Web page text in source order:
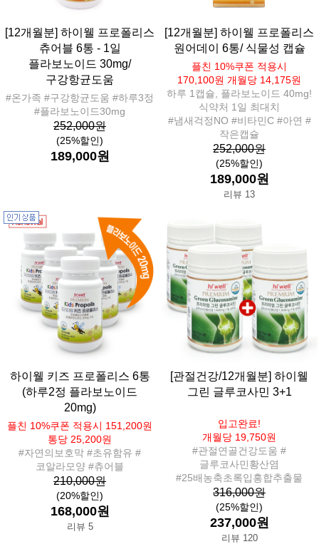
[12개월분] 하이웰 프로폴리스
츄어블 6통 - 1일
플라보노이드 30mg/
구강항균도움
#온가족 #구강항균도움 #하루3정
#플라보노이드30mg
252,000원
(25%할인)
189,000원
[12개월분] 하이웰 프로폴리스
원어데이 6통/ 식물성 캡슐
플친 10%쿠폰 적용시
170,100원 개월당 14,175원
하루 1캡슐, 플라보노이드 40mg!
식약처 1일 최대치
#냄새걱정NO #비타민C #아연 #
작은캡슐
252,000원
(25%할인)
189,000원
리뷰 13
하이웰 키즈 프로폴리스 6통
(하루2정 플라보노이드
20mg)
플친 10%쿠폰 적용시 151,200원
통당 25,200원
#자연의보호막 #초유함유 #
코알라모양 #츄어블
210,000원
(20%할인)
168,000원
리뷰 5
[관절건강/12개월분] 하이웰
그린 글루코사민 3+1
입고완료!
개월당 19,750원
#관절연골건강도움 #
글루코사민황산염
#25배농축초록입홍합추출물
316,000원
(25%할인)
237,000원
리뷰 120